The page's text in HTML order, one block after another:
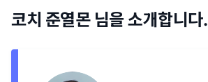
코치 준열몬 님을 소개합니다.